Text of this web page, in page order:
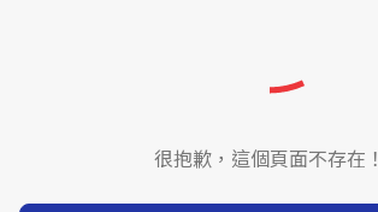
很抱歉，這個頁面不存在！